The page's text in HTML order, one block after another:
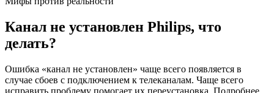
Канал не установлен Philips, что
делать?
Ошибка «канал не установлен» чаще всего появляется в
случае сбоев с подключением к телеканалам. Чаще всего
исправить проблему помогает их переустановка. Подробнее